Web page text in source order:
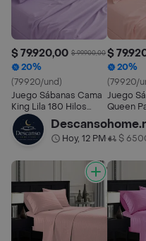
$ 79.920,00 $ 99.900,00
20%
(79920/und)
Juego Sábanas Cama
King Lila 180 Hilos
Premium
$
20%
(79920/
Juego
Queen
180 Hilos
Hoy, 12 PM• $